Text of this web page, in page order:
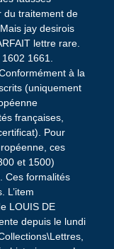
du traitement de
jay desirois
lettre rare.
1661.
à la
(uniquement
françaises,
Pour
ces
et 1500)
Ces formalités
L’item
LOUIS DE
depuis le lundi